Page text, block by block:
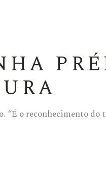
“É o reconhecimento